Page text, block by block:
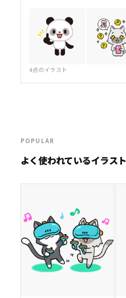
4点のイラスト
POPULAR
よく使われているイラスト